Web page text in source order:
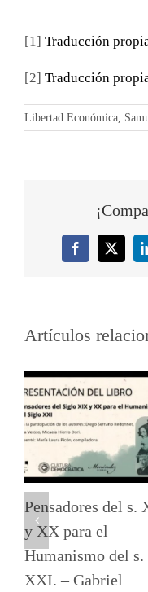
[1] Traducción
[2] Traducción
Libertad Económica
FacebookTwitter
Artículos
Pensadores del s.
y XX para el
Humanismo del s.
XXI. – Gabriel